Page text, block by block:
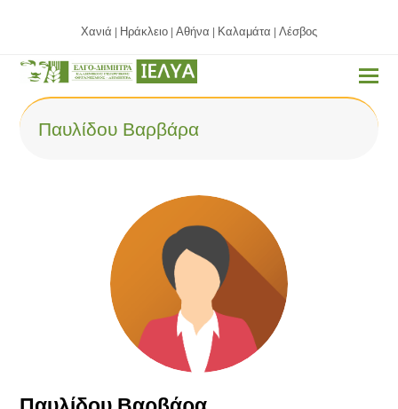
Χανιά Ηράκλειο Αθήνα Καλαμάτα Λέσβος
Παυλίδου Βαρβάρα